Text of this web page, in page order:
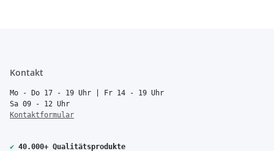
Kontakt
Mo - Do 17 - 19 Uhr | Fr 14 - 19 Uhr
Sa 09 - 12 Uhr
Kontaktformular
✔ 40.000+ Qualitätsprodukte